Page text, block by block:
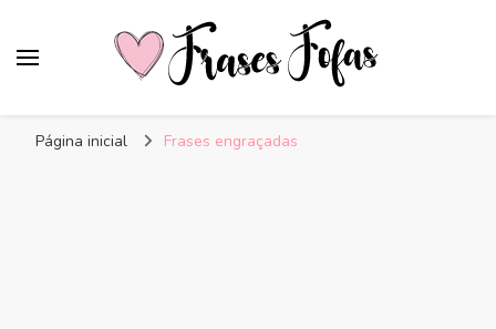
Página inicial Frases engraçadas